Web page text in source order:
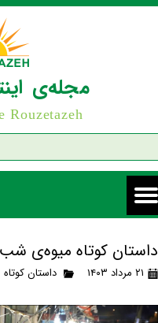
مجله‌ی
Rouzetazeh
داستان کوتاه میوه‌ی شب
۲۱ مرداد ۱۴۰۳ داستان کوتاه